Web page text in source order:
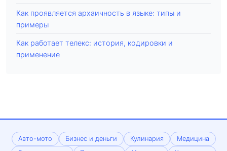
Как проявляется архаичность в языке: типы и
примеры
Как работает телекс: история, кодировки и
применение
Авто-мото Бизнес и деньги Кулинария
Медицина